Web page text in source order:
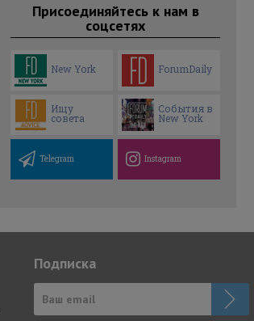
Присоединяйтесь к нам в
соцсетях
New York ForumDaily
Ищу
совета
События в
New York
Telegram Instagram
Подписка